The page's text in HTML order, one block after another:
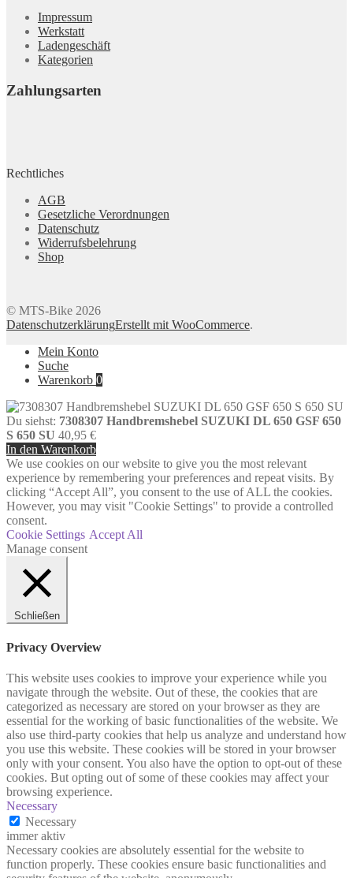
Impressum
Werkstatt
Ladengeschäft
Kategorien
Zahlungsarten
Rechtliches
AGB
Gesetzliche Verordnungen
Datenschutz
Widerrufsbelehrung
Shop
© MTS-Bike 2026
DatenschutzerklärungErstellt mit WooCommerce.
Mein Konto
Suche
Warenkorb 0
Du siehst: 7308307 Handbremshebel SUZUKI DL 650 GSF 650
S 650 SU 40,95 €
In den Warenkorb
We use cookies on our website to give you the most relevant
experience by remembering your preferences and repeat visits. By
clicking “Accept All”, you consent to the use of ALL the cookies.
However, you may visit "Cookie Settings" to provide a controlled
consent.
Cookie Settings Accept All
Manage consent
Schließen
Privacy Overview
This website uses cookies to improve your experience while you
navigate through the website. Out of these, the cookies that are
categorized as necessary are stored on your browser as they are
essential for the working of basic functionalities of the website. We
also use third-party cookies that help us analyze and understand how
you use this website. These cookies will be stored in your browser
only with your consent. You also have the option to opt-out of these
cookies. But opting out of some of these cookies may affect your
browsing experience.
Necessary
Necessary
immer aktiv
Necessary cookies are absolutely essential for the website to
function properly. These cookies ensure basic functionalities and